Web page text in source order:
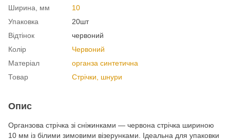
Ширина, мм
10
Упаковка
20шт
Відтінок
червоний
Колір
Червоний
Матеріал
органза синтетична
Товар
Стрічки, шнури
Опис
Органзова стрічка зі сніжинками — червона стрічка шириною
10 мм із білими зимовими візерунками. Ідеальна для упаковки